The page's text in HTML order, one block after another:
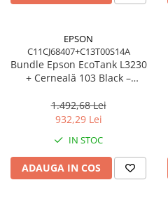
Routere
Network Accessories
Alte Accesorii Rețelistică
Plăci de Rețea & Adaptoare
Surse de alimentare rețelistică
Smart Home
Accesorii Smart Home
Smart Security
Telecom & Wearables
EPSON
C11CJ68407+C13T00S14A
Bundle Epson EcoTank L3230
+ Cerneală 103 Black –
5760 dpi, USB
1.492,68 Lei
932,29 Lei
IN STOC
ADAUGA IN COS